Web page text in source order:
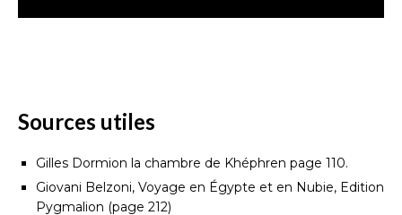
Sources utiles
Gilles Dormion la chambre de Khéphren page 110.
Giovani Belzoni, Voyage en Égypte et en Nubie, Edition
Pygmalion (page 212)